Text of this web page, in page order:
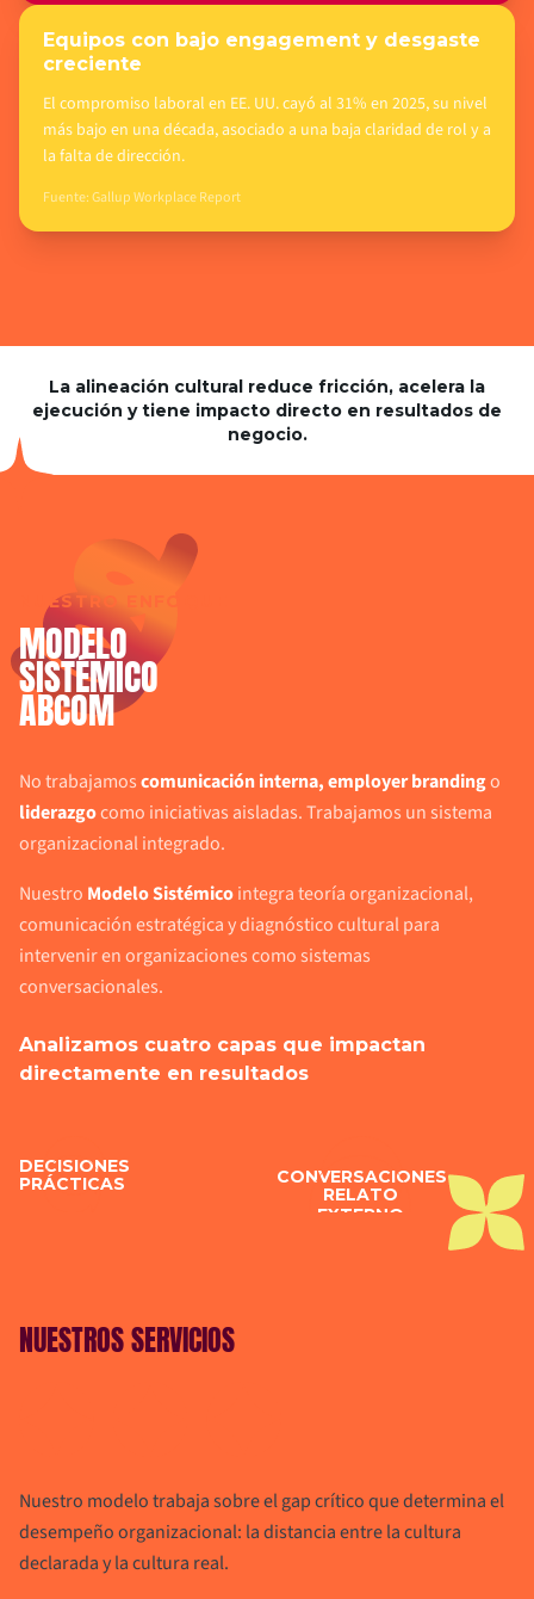
Equipos con bajo engagement y desgaste
creciente
El compromiso laboral en EE. UU. cayó al 31% en 2025, su nivel
más bajo en una década, asociado a una baja claridad de rol y a
la falta de dirección.
Fuente: Gallup Workplace Report
La alineación cultural reduce fricción, acelera la
ejecución y tiene impacto directo en resultados de
negocio.
NUESTRO ENFOQUE
MODELO
SISTÉMICO
ABCOM
No trabajamoscomunicación interna, employer brandingo
liderazgocomo iniciativas aisladas. Trabajamos un sistema
organizacional integrado.
Nuestro Modelo Sistémicointegra teoría organizacional,
comunicación estratégica y diagnóstico cultural para
intervenir en organizaciones como sistemas
conversacionales.
Analizamos cuatro capas que impactan
directamente en resultados
DECISIONES CONVERSACIONES
PRÁCTICAS
RELATO
EXTERNO
NUESTROS SERVICIOS
Nuestro modelo trabaja sobre el gap crítico que determina el
desempeño organizacional: la distancia entre la cultura
declarada y la cultura real.